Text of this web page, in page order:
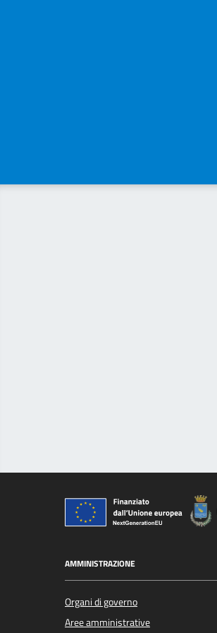
AMMINISTRAZIONE
Organi di governo
Aree amministrative